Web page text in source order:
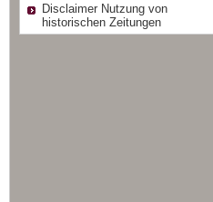
Disclaimer Nutzung von
historischen Zeitungen